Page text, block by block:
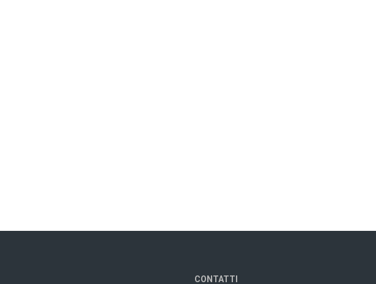
CONTATTI